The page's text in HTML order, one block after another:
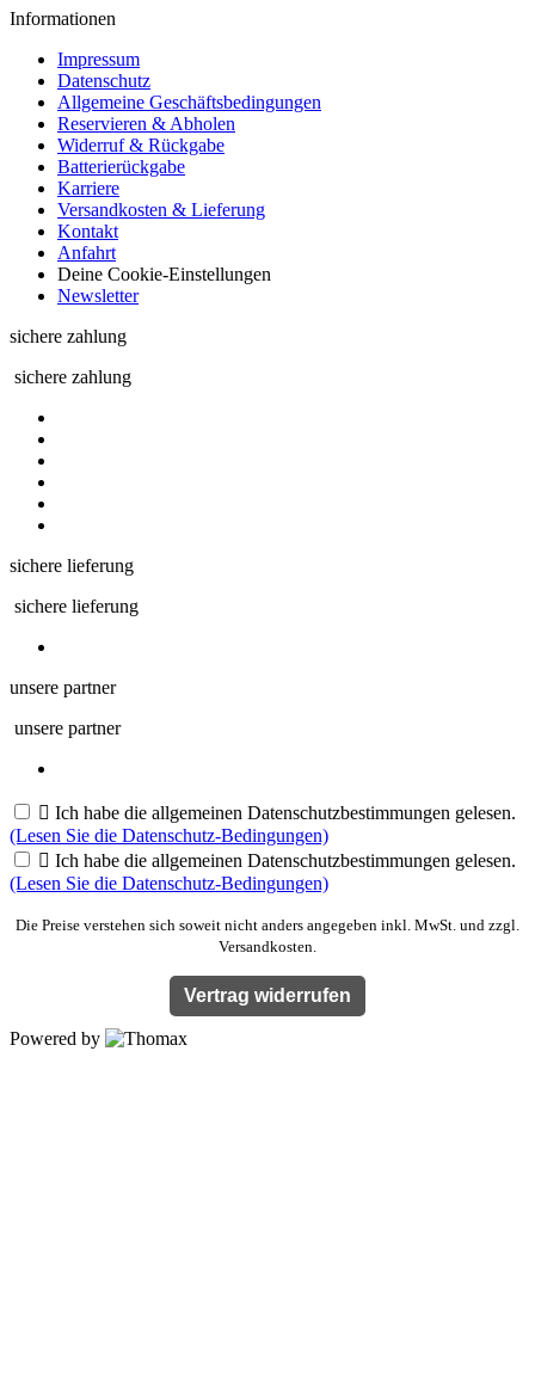
Informationen
Impressum
Datenschutz
Allgemeine Geschäftsbedingungen
Reservieren & Abholen
Widerruf & Rückgabe
Batterierückgabe
Karriere
Versandkosten & Lieferung
Kontakt
Anfahrt
Deine Cookie-Einstellungen
Newsletter
sichere zahlung
sichere zahlung
sichere lieferung
sichere lieferung
unsere partner
unsere partner
 Ich habe die allgemeinen Datenschutzbestimmungen gelesen.
(Lesen Sie die Datenschutz-Bedingungen)
 Ich habe die allgemeinen Datenschutzbestimmungen gelesen.
(Lesen Sie die Datenschutz-Bedingungen)
Die Preise verstehen sich soweit nicht anders angegeben inkl. MwSt. und zzgl.
Versandkosten.
Vertrag widerrufen
Powered by